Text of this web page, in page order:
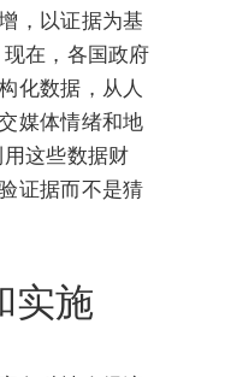
，以证据为基
在，各国政府
化数据，从人
媒体情绪和地
这些数据财
证据而不是猜
实施